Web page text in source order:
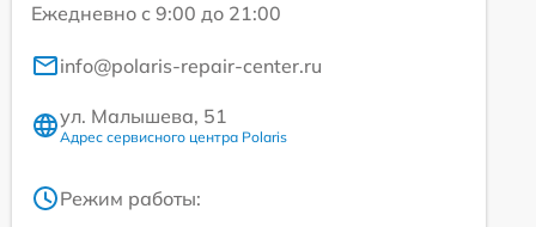
Ежедневно с 9:00 до 21:00
info@polaris-repair-center.ru
ул. Малышева, 51
Адрес сервисного центра Polaris
Режим работы: